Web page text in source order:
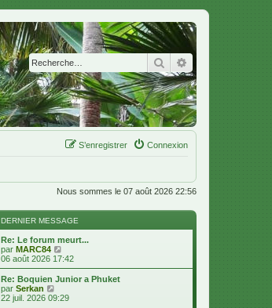
Rechercher
Connexion
S’enregistrer
Nous sommes le 07 août 2026 22:56
DERNIER MESSAGE
Re: Le forum meurt...
par MARC84
o
i
r
e
06 août 2026 17:42
Re: Boquien Junior a Phuket
par Serkan
o
22 juil. 2026 09:29